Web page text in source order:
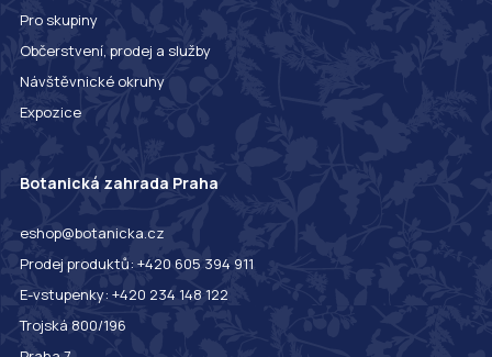
Pro skupiny
Občerstvení, prodej a služby
Návštěvnické okruhy
Expozice
Botanická zahrada Praha
eshop@botanicka.cz
Prodej produktů: +420 605 394 911
E-vstupenky: +420 234 148 122
Trojská 800/196